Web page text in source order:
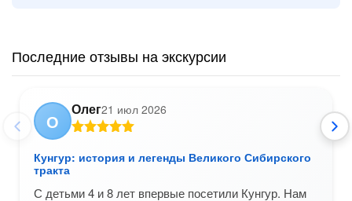
Последние отзывы на экскурсии
О
Олег21 июл 2026
Кунгур: история и легенды Великого Сибирского
тракта
С детьми 4 и 8 лет впервые посетили Кунгур. Нам